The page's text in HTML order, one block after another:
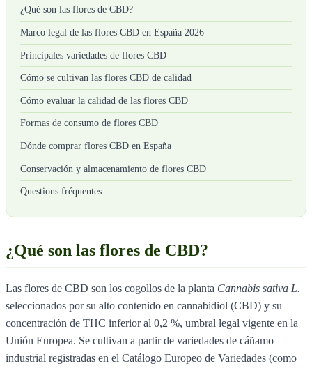
¿Qué son las flores de CBD?
Marco legal de las flores CBD en España 2026
Principales variedades de flores CBD
Cómo se cultivan las flores CBD de calidad
Cómo evaluar la calidad de las flores CBD
Formas de consumo de flores CBD
Dónde comprar flores CBD en España
Conservación y almacenamiento de flores CBD
Questions fréquentes
¿Qué son las flores de CBD?
Las flores de CBD son los cogollos de la planta Cannabis sativa L.
seleccionados por su alto contenido en cannabidiol (CBD) y su
concentración de THC inferior al 0,2 %, umbral legal vigente en la
Unión Europea. Se cultivan a partir de variedades de cáñamo
industrial registradas en el Catálogo Europeo de Variedades (como